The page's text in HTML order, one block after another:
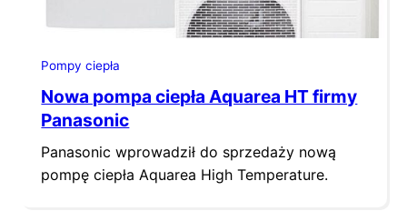
Pompy ciepła
Nowa pompa ciepła Aquarea HT firmy
Panasonic
Panasonic wprowadził do sprzedaży nową
pompę ciepła Aquarea High Temperature.